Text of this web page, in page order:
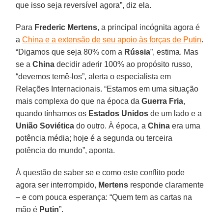
que isso seja reversível agora”, diz ela.
Para Frederic Mertens, a principal incógnita agora é
aChina e a extensão de seu apoio às forças de Putin.
“Digamos que seja 80% com a Rússia”, estima. Mas
se aChina decidir aderir 100% ao propósito russo,
“devemos temê-los”, alerta o especialista em
Relações Internacionais. “Estamos em uma situação
mais complexa do que na época daGuerra Fria,
quando tínhamos os Estados Unidos de um lado e a
União Soviética do outro. À época, aChina era uma
potência média; hoje é a segunda ou terceira
potência do mundo”, aponta.
À questão de saber se e como este conflito pode
agora ser interrompido, Mertens responde claramente
– e com pouca esperança: “Quem tem as cartas na
mão é Putin”.